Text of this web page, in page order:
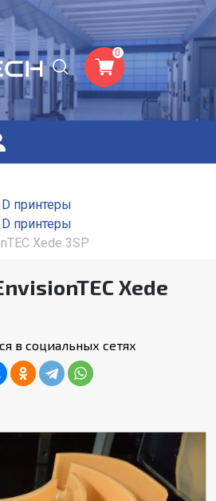
0
принтеры
принтеры
Xede 3SP
Xede
в социальных сетях